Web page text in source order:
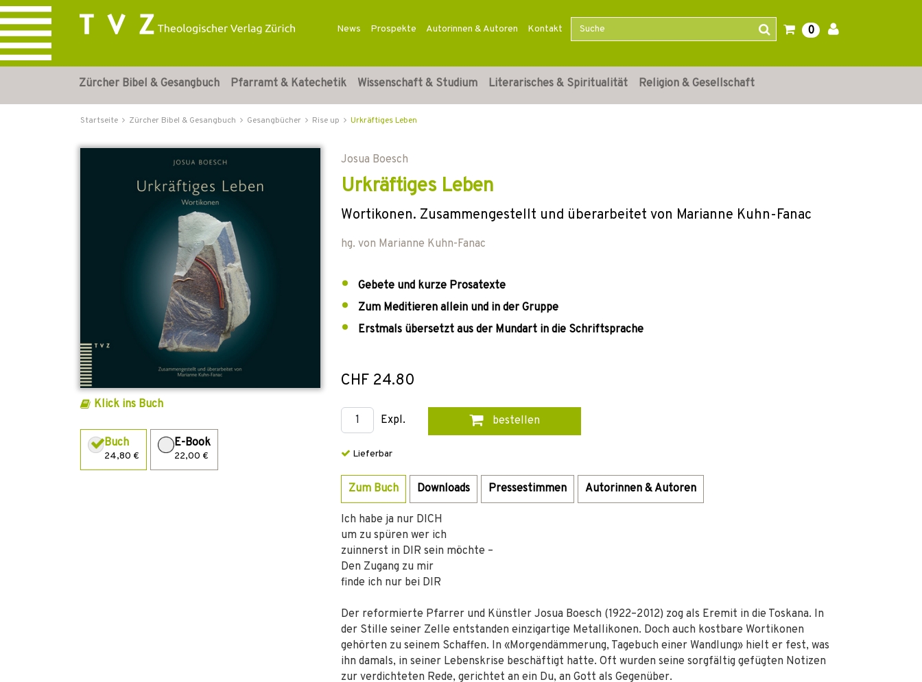
News Prospekte Autorinnen & Autoren Kontakt 0
Zürcher Bibel & Gesangbuch Pfarramt & Katechetik Wissenschaft & Studium Literarisches & Spiritualität Religion & Gesellschaft
Startseite Zürcher Bibel & Gesangbuch Gesangbücher Rise up Urkräftiges Leben
Klick ins Buch
Buch
24,80 €
E-Book
22,00 €
Josua Boesch
Urkräftiges Leben
Wortikonen. Zusammengestellt und überarbeitet von Marianne Kuhn-Fanac
hg. von Marianne Kuhn-Fanac
Gebete und kurze Prosatexte
Zum Meditieren allein und in der Gruppe
Erstmals übersetzt aus der Mundart in die Schriftsprache
CHF 24.80
Expl. bestellen
Lieferbar
Zum Buch Downloads Pressestimmen Autorinnen & Autoren
Ich habe ja nur DICH
um zu spüren wer ich
zuinnerst in DIR sein möchte –
Den Zugang zu mir
finde ich nur bei DIR
Der reformierte Pfarrer und Künstler Josua Boesch (1922–2012) zog als Eremit in die Toskana. In
der Stille seiner Zelle entstanden einzigartige Metallikonen. Doch auch kostbare Wortikonen
gehörten zu seinem Schaffen. In «Morgendämmerung, Tagebuch einer Wandlung» hielt er fest, was
ihn damals, in seiner Lebenskrise beschäftigt hatte. Oft wurden seine sorgfältig gefügten Notizen
zur verdichteten Rede, gerichtet an ein Du, an Gott als Gegenüber.